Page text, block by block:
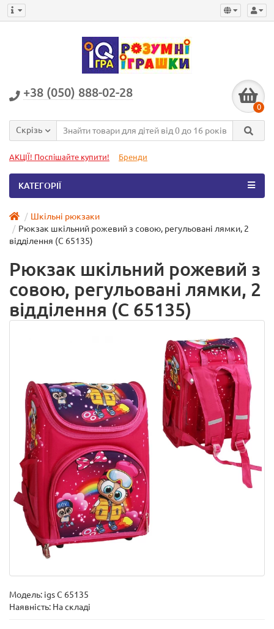
+38 (050) 888-02-28
0
Скрізь
АКЦІЇ! Поспішайте купити! Бренди
КАТЕГОРІЇ
Шкільні рюкзаки
Рюкзак шкільний рожевий з совою, регульовані лямки, 2
відділення (C 65135)
Рюкзак шкільний рожевий з
совою, регульовані лямки, 2
відділення (C 65135)
Модель: igs C 65135
Наявність: На складі